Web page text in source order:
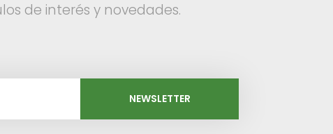
de interés y novedades.
NEWSLETTER